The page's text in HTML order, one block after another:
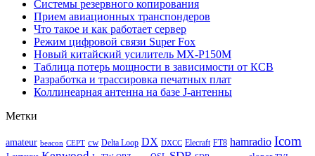
Системы резервного копирования
Прием авиационных транспондеров
Что такое и как работает сервер
Режим цифровой связи Super Fox
Новый китайский усилитель MX-P150M
Таблица потерь мощности в зависимости от КСВ
Разработка и трассировка печатных плат
Коллинеарная антенна на базе J-антенны
Метки
amateur beacon CEPT cw Delta Loop DX DXCC Elecraft FT8 hamradio Icom